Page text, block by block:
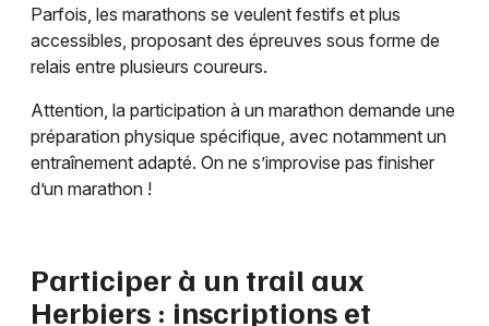
Parfois, les marathons se veulent festifs et plus
accessibles, proposant des épreuves sous forme de
relais entre plusieurs coureurs.
Attention, la participation à un marathon demande une
préparation physique spécifique, avec notamment un
entraînement adapté. On ne s’improvise pas finisher
d’un marathon !
Participer à un trail aux
Herbiers : inscriptions et